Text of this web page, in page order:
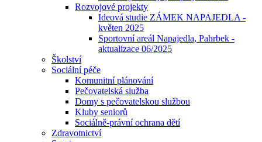
Rozvojové projekty
Ideová studie ZÁMEK NAPAJEDLA -
květen 2025
Sportovní areál Napajedla, Pahrbek -
aktualizace 06/2025
Školství
Sociální péče
Komunitní plánování
Pečovatelská služba
Domy s pečovatelskou službou
Kluby seniorů
Sociálně-právní ochrana dětí
Zdravotnictví